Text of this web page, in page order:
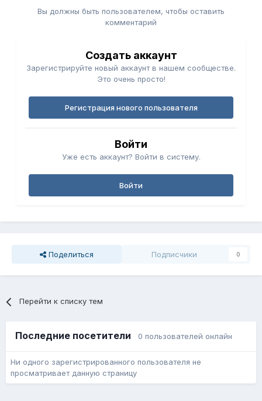
Вы должны быть пользователем, чтобы оставить
комментарий
Создать аккаунт
Зарегистрируйте новый аккаунт в нашем сообществе.
Это очень просто!
Регистрация нового пользователя
Войти
Уже есть аккаунт? Войти в систему.
Войти
Поделиться Подписчики 0
Перейти к списку тем
Последние посетители 0 пользователей онлайн
Ни одного зарегистрированного пользователя не
просматривает данную страницу